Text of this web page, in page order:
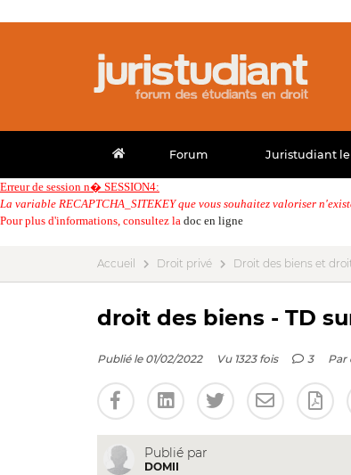
Forum Juristudiant le
Erreur de session n� SESSION4:
La variable RECAPTCHA_SITEKEY que vous souhaitez valoriser
Pour plus d'informations, consultez la doc en ligne
Accueil Droit privé Droit des biens et
droit des biens - TD
Publié le 01/02/2022 Vu 1323 fois 3 Par
Publié par
DOMII